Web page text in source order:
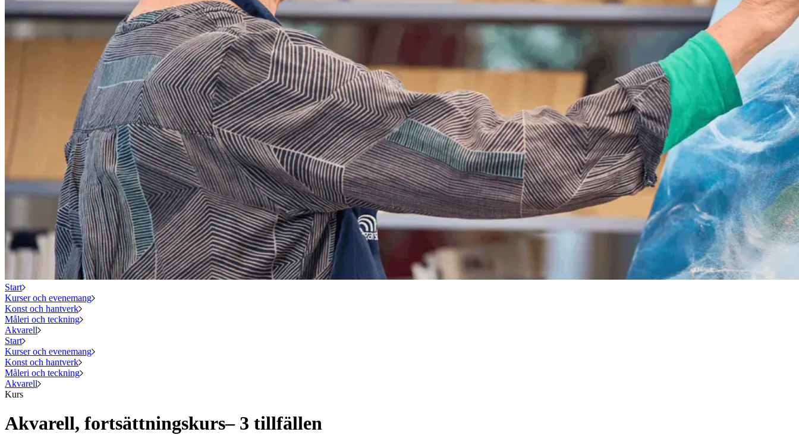
Start
Kurser och evenemang
Konst och hantverk
Måleri och teckning
Akvarell
Start
Kurser och evenemang
Konst och hantverk
Måleri och teckning
Akvarell
Kurs
Akvarell, fortsättningskurs– 3 tillfällen